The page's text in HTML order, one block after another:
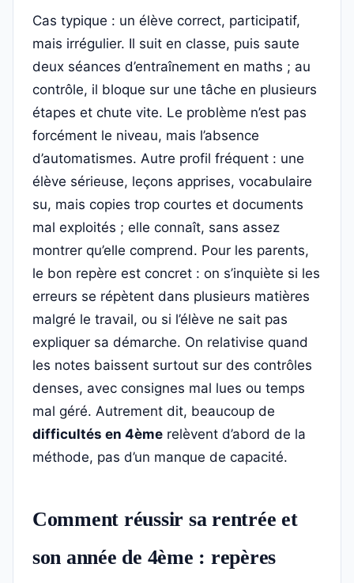
Cas typique : un élève correct, participatif,
mais irrégulier. Il suit en classe, puis saute
deux séances d’entraînement en maths ; au
contrôle, il bloque sur une tâche en plusieurs
étapes et chute vite. Le problème n’est pas
forcément le niveau, mais l’absence
d’automatismes. Autre profil fréquent : une
élève sérieuse, leçons apprises, vocabulaire
su, mais copies trop courtes et documents
mal exploités ; elle connaît, sans assez
montrer qu’elle comprend. Pour les parents,
le bon repère est concret : on s’inquiète si les
erreurs se répètent dans plusieurs matières
malgré le travail, ou si l’élève ne sait pas
expliquer sa démarche. On relativise quand
les notes baissent surtout sur des contrôles
denses, avec consignes mal lues ou temps
mal géré. Autrement dit, beaucoup de
difficultés en 4ème relèvent d’abord de la
méthode, pas d’un manque de capacité.
Comment réussir sa rentrée et
son année de 4ème : repères